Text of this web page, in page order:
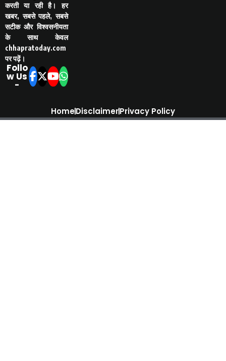
करती या रही है। हर
खबर, सबसे पहले, सबसे
सटीक और विश्वसनीयता
के साथ केवल
chhapratoday.com
पर पढ़ें।
Follo
w Us
-
HomeDisclaimerPrivacy Policy